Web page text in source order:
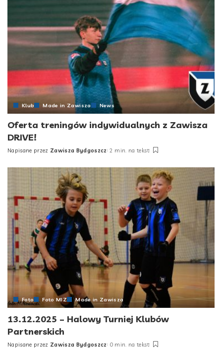
Klub Made in Zawisza News
Oferta treningów indywidualnych z Zawisza
DRIVE!
Posted
Napisane przez Zawisza Bydgoszcz 2 min. na tekst
Foto Foto MIZ Made in Zawisza
13.12.2025 – Halowy Turniej Klubów
Partnerskich
Posted
Napisane przez Zawisza Bydgoszcz 0 min. na tekst